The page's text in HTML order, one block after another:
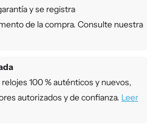
y se registra
de la compra. Consulte nuestra
100 % auténticos y nuevos,
autorizados y de confianza. Leer